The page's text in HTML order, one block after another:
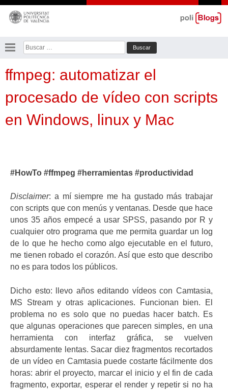
Saltar
contenido
Buscar:
ffmpeg: automatizar el
procesado de vídeo con scripts
en Windows, linux y Mac
#HowTo #ffmpeg #herramientas #productividad
Disclaimer: a mí siempre me ha gustado más trabajar
con scripts que con menús y ventanas. Desde que hace
unos 35 años empecé a usar SPSS, pasando por R y
cualquier otro programa que me permita guardar un log
de lo que he hecho como algo ejecutable en el futuro,
me tienen robado el corazón. Así que esto que describo
no es para todos los públicos.
Dicho esto: llevo años editando vídeos con Camtasia,
MS Stream y otras aplicaciones. Funcionan bien. El
problema no es solo que no puedas hacer batch. Es
que algunas operaciones que parecen simples, en una
herramienta con interfaz gráfica, se vuelven
absurdamente lentas. Sacar diez fragmentos recortados
de un vídeo en Camtasia puede costarte fácilmente dos
horas: abrir el proyecto, marcar el inicio y el fin de cada
fragmento, exportar, esperar el render y repetir si no ha